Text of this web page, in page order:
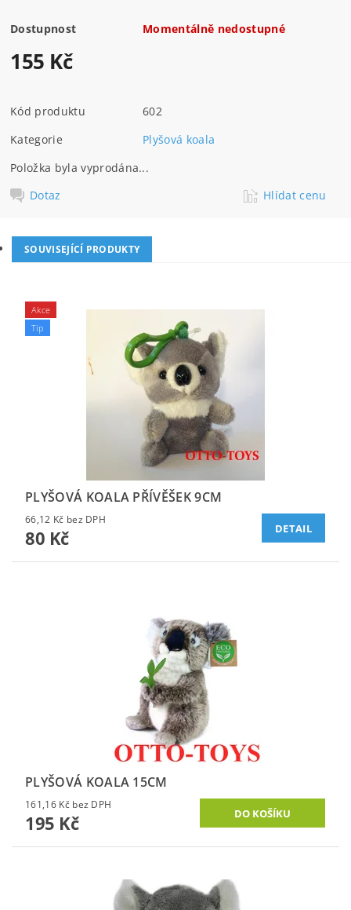
Dostupnost Momentálně nedostupné
155 Kč
Kód produktu
602
Kategorie
Plyšová koala
Položka byla vyprodána...
Dotaz
Hlídat cenu
SOUVISEJÍCÍ PRODUKTY
Akce
Tip
PLYŠOVÁ KOALA PŘÍVĚŠEK 9CM
66,12 Kč bez DPH
80 Kč DETAIL
PLYŠOVÁ KOALA 15CM
161,16 Kč bez DPH
195 Kč